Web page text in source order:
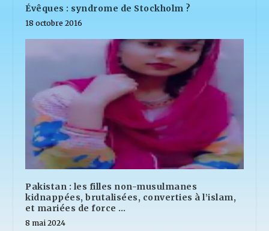
Évêques : syndrome de Stockholm ?
18 octobre 2016
Pakistan : les filles non-musulmanes
kidnappées, brutalisées, converties à l’islam,
et mariées de force …
8 mai 2024